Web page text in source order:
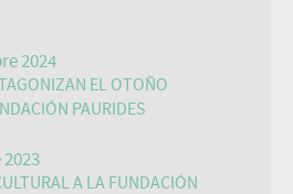
2024
EL OTOÑO
PAURIDES
A LA FUNDACIÓN